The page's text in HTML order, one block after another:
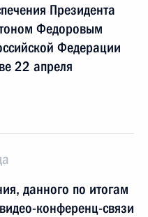
Президента
Федоровым
Федерации
22 апреля
данного по итогам
конференц-связи